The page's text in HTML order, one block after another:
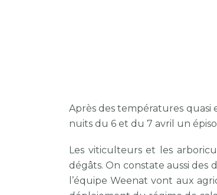
Après des températures quasi
nuits du 6 et du 7 avril un
Les viticulteurs et les
dégâts. On constate aussi des
l’équipe Weenat vont aux